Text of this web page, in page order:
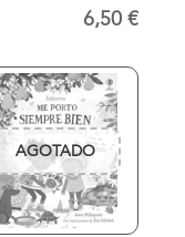
6,50 €
AGOTADO